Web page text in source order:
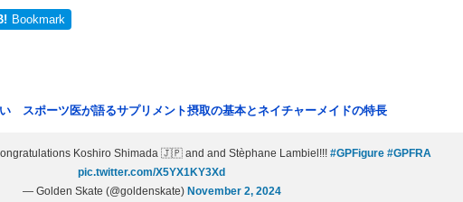
Bookmark
スポーツ医が語るサプリメント摂取の基本とネイチャーメイドの特長
Koshiro Shimada 🇯🇵 and and Stèphane Lambiel!!! #GPFigure #GPFRA
pic.twitter.com/X5YX1KY3Xd
— Golden Skate (@goldenskate) November 2, 2024